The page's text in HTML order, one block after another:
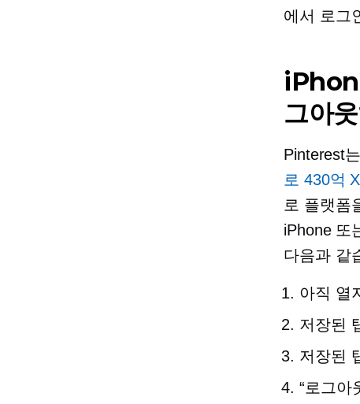
에서 로그
그아
Pinterest
로 430억
로 플랫폼
iPhone 또
다음과 같
아직 열
저장된
저장된
“로그아